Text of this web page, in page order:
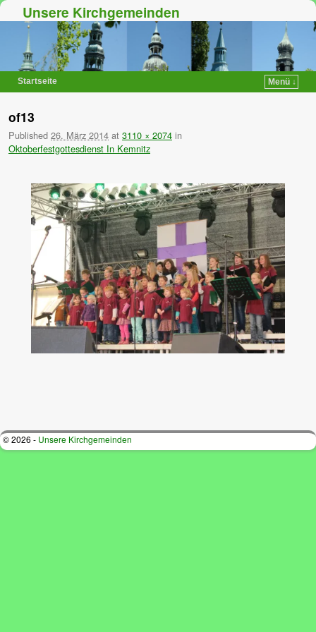
Unsere Kirchgemeinden
Startseite
Menü ↓
of13
Published 26. März 2014 at 3110 × 2074 in
Oktoberfestgottesdienst In Kemnitz
© 2026 - Unsere Kirchgemeinden